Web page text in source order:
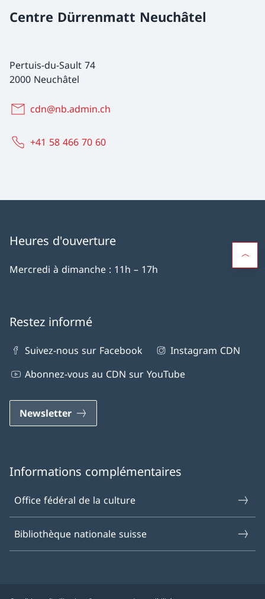
Centre Dürrenmatt Neuchâtel
Pertuis-du-Sault 74
2000 Neuchâtel
cdn@nb.admin.ch
+41 58 466 70 60
Heures d'ouverture
Mercredi à dimanche : 11h – 17h
Restez informé
Suivez-nous sur Facebook
Instagram CDN
Abonnez-vous au CDN sur YouTube
Newsletter
Informations complémentaires
Office fédéral de la culture
Bibliothèque nationale suisse